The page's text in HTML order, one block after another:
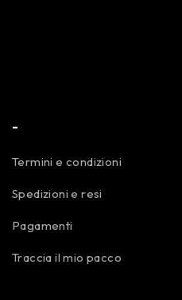
-
Termini e condizioni
Spedizioni e resi
Pagamenti
Traccia il mio pacco